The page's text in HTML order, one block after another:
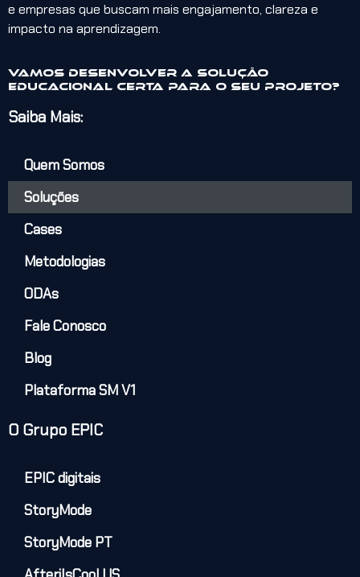
e empresas que buscam mais engajamento, clareza e
impacto na aprendizagem.
Vamos desenvolver a solução
educacional certa para o seu projeto?
Saiba Mais:
Quem Somos
Soluções
Cases
Metodologias
ODAs
Fale Conosco
Blog
Plataforma SM V1
O Grupo EPIC
EPIC digitais
StoryMode
StoryMode PT